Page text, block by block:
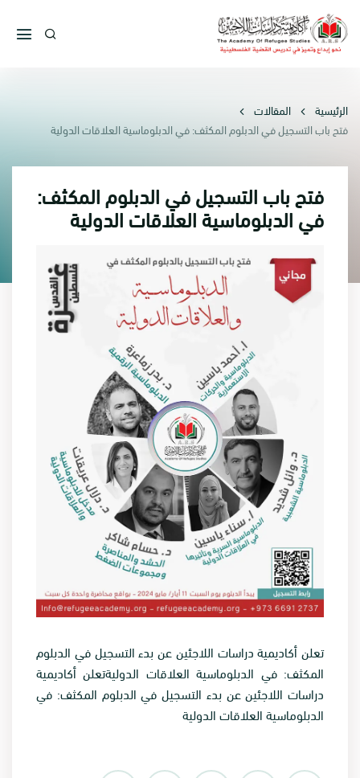
الرئيسية
المقالات
فتح باب التسجيل في الدبلوم المكثف: في الدبلوماسية العلاقات الدولية
فتح باب التسجيل في الدبلوم المكثف:
في الدبلوماسية العلاقات الدولية
تعلن أكاديمية دراسات اللاجئين عن بدء التسجيل في الدبلوم
المكثف: في الدبلوماسية العلاقات الدوليةتعلن أكاديمية
دراسات اللاجئين عن بدء التسجيل في الدبلوم المكثف: في
الدبلوماسية العلاقات الدولية